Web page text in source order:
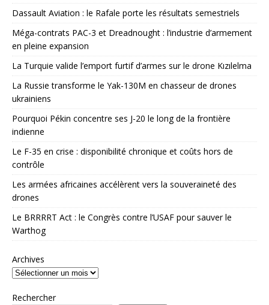
Dassault Aviation : le Rafale porte les résultats semestriels
Méga-contrats PAC-3 et Dreadnought : l’industrie d’armement
en pleine expansion
La Turquie valide l’emport furtif d’armes sur le drone Kızılelma
La Russie transforme le Yak-130M en chasseur de drones
ukrainiens
Pourquoi Pékin concentre ses J-20 le long de la frontière
indienne
Le F-35 en crise : disponibilité chronique et coûts hors de
contrôle
Les armées africaines accélèrent vers la souveraineté des
drones
Le BRRRRT Act : le Congrès contre l’USAF pour sauver le
Warthog
Archives
Rechercher